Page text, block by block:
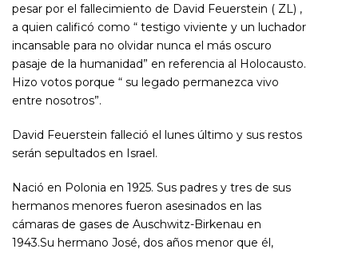
pesar por el fallecimiento de David Feuerstein ( ZL) ,
a quien calificó como “ testigo viviente y un luchador
incansable para no olvidar nunca el más oscuro
pasaje de la humanidad” en referencia al Holocausto.
Hizo votos porque “ su legado permanezca vivo
entre nosotros”.
David Feuerstein falleció el lunes último y sus restos
serán sepultados en Israel.
Nació en Polonia en 1925. Sus padres y tres de sus
hermanos menores fueron asesinados en las
cámaras de gases de Auschwitz-Birkenau en
1943.Su hermano José, dos años menor que él,